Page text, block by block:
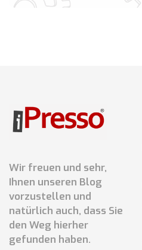
Wir freuen und sehr,
Ihnen unseren Blog
vorzustellen und
natürlich auch, dass Sie
den Weg hierher
gefunden haben.